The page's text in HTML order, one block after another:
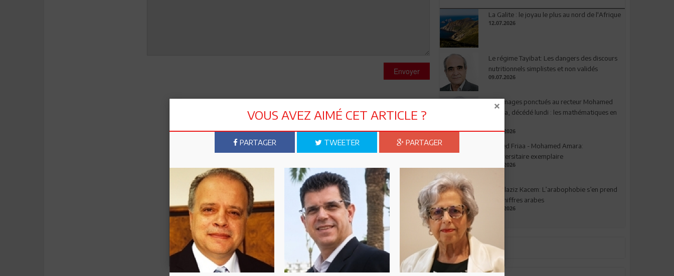
Envoyer
La Galite : le joyau le plus au nord de l'Afrique
12.07.2026
Le régime Tayibat: Les dangers des discours
nutritionnels simplistes et non validés
09.07.2026
Hommages ponctués au recteur Mohamed
Amara, décédé lundi : les mathématiques en
03.08.2026
Ahmed Friaa - Mohamed Amara:
l’Universitaire exemplaire
04.08.2026
Abdelaziz Kacem: L’arabophobie s’en prend
aux chiffres arabes
09.07.2026
VOUS AVEZ AIMÉ CET ARTICLE ?
PARTAGER TWEETER PARTAGER